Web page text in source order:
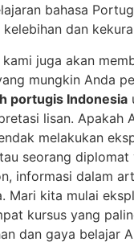
bahasa
dan
juga akan
mungkin Anda
portugis Indonesia
lisan. Apakah
melakukan
seorang
informasi dalam
Mari kita mulai
kursus yang
dan gaya belajar